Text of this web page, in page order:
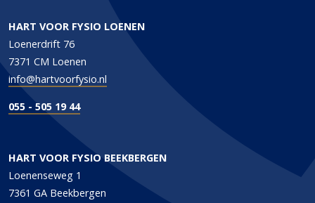
HART VOOR FYSIO LOENEN
Loenerdrift 76
7371 CM Loenen
info@hartvoorfysio.nl
055 - 505 19 44
HART VOOR FYSIO BEEKBERGEN
Loenenseweg 1
7361 GA Beekbergen